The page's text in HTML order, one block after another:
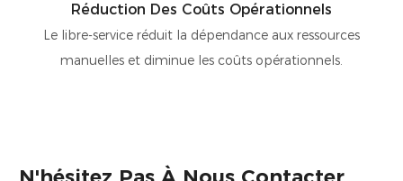
Réduction Des Coûts Opérationnels
Le libre-service réduit la dépendance aux ressources
manuelles et diminue les coûts opérationnels.